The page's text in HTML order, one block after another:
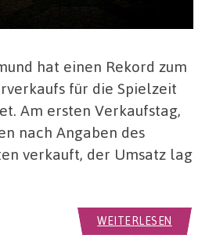
hat einen Rekord zum
für die Spielzeit
Am ersten Verkaufstag,
nach Angaben des
verkauft, der Umsatz lag
WEITERLESEN